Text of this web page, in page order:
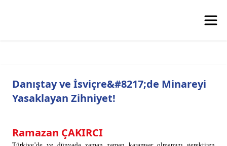
Danıştay ve İsviçre&#8217;de Minareyi
Yasaklayan Zihniyet!
Ramazan ÇAKIRCI